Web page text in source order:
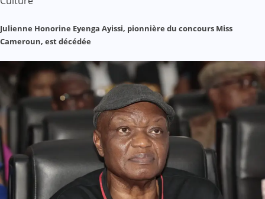
Julienne Honorine Eyenga Ayissi, pionnière du concours Miss
Cameroun, est décédée